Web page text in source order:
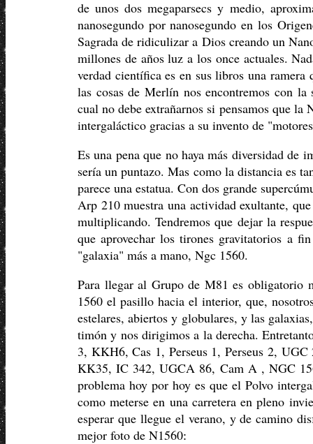
de unos dos megaparsecs y medio,
nanosegundo por nanosegundo en los
Sagrada de ridiculizar a Dios creando un
millones de años luz a los once actuales.
verdad científica es en sus libros una
las cosas de Merlín nos encontremos con
cual no debe extrañarnos si pensamos que la
intergaláctico gracias a su invento de
Es una pena que no haya más diversidad de
sería un puntazo. Mas como la distancia es
parece una estatua. Con dos grande
Arp 210 muestra una actividad exultante,
multiplicando. Tendremos que dejar la
que aprovechar los tirones gravitatorios a
"galaxia" más a mano, Ngc 1560.
Para llegar al Grupo de M81 es obligatorio
1560 el pasillo hacia el interior, que,
estelares, abiertos y globulares, y las
timón y nos dirigimos a la derecha.
3, KKH6, Cas 1, Perseus 1, Perseus 2,
KK35, IC 342, UGCA 86, Cam A , NGC
problema hoy por hoy es que el Polvo
como meterse en una carretera en pleno
esperar que llegue el verano, y de camino
mejor foto de N1560: